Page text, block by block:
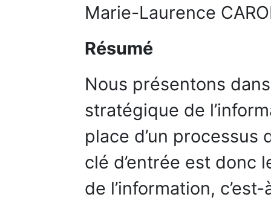
Marie-Laurence
Résumé
Nous présentons
stratégique de
place d’un
clé d’entrée est donc
de l’information,